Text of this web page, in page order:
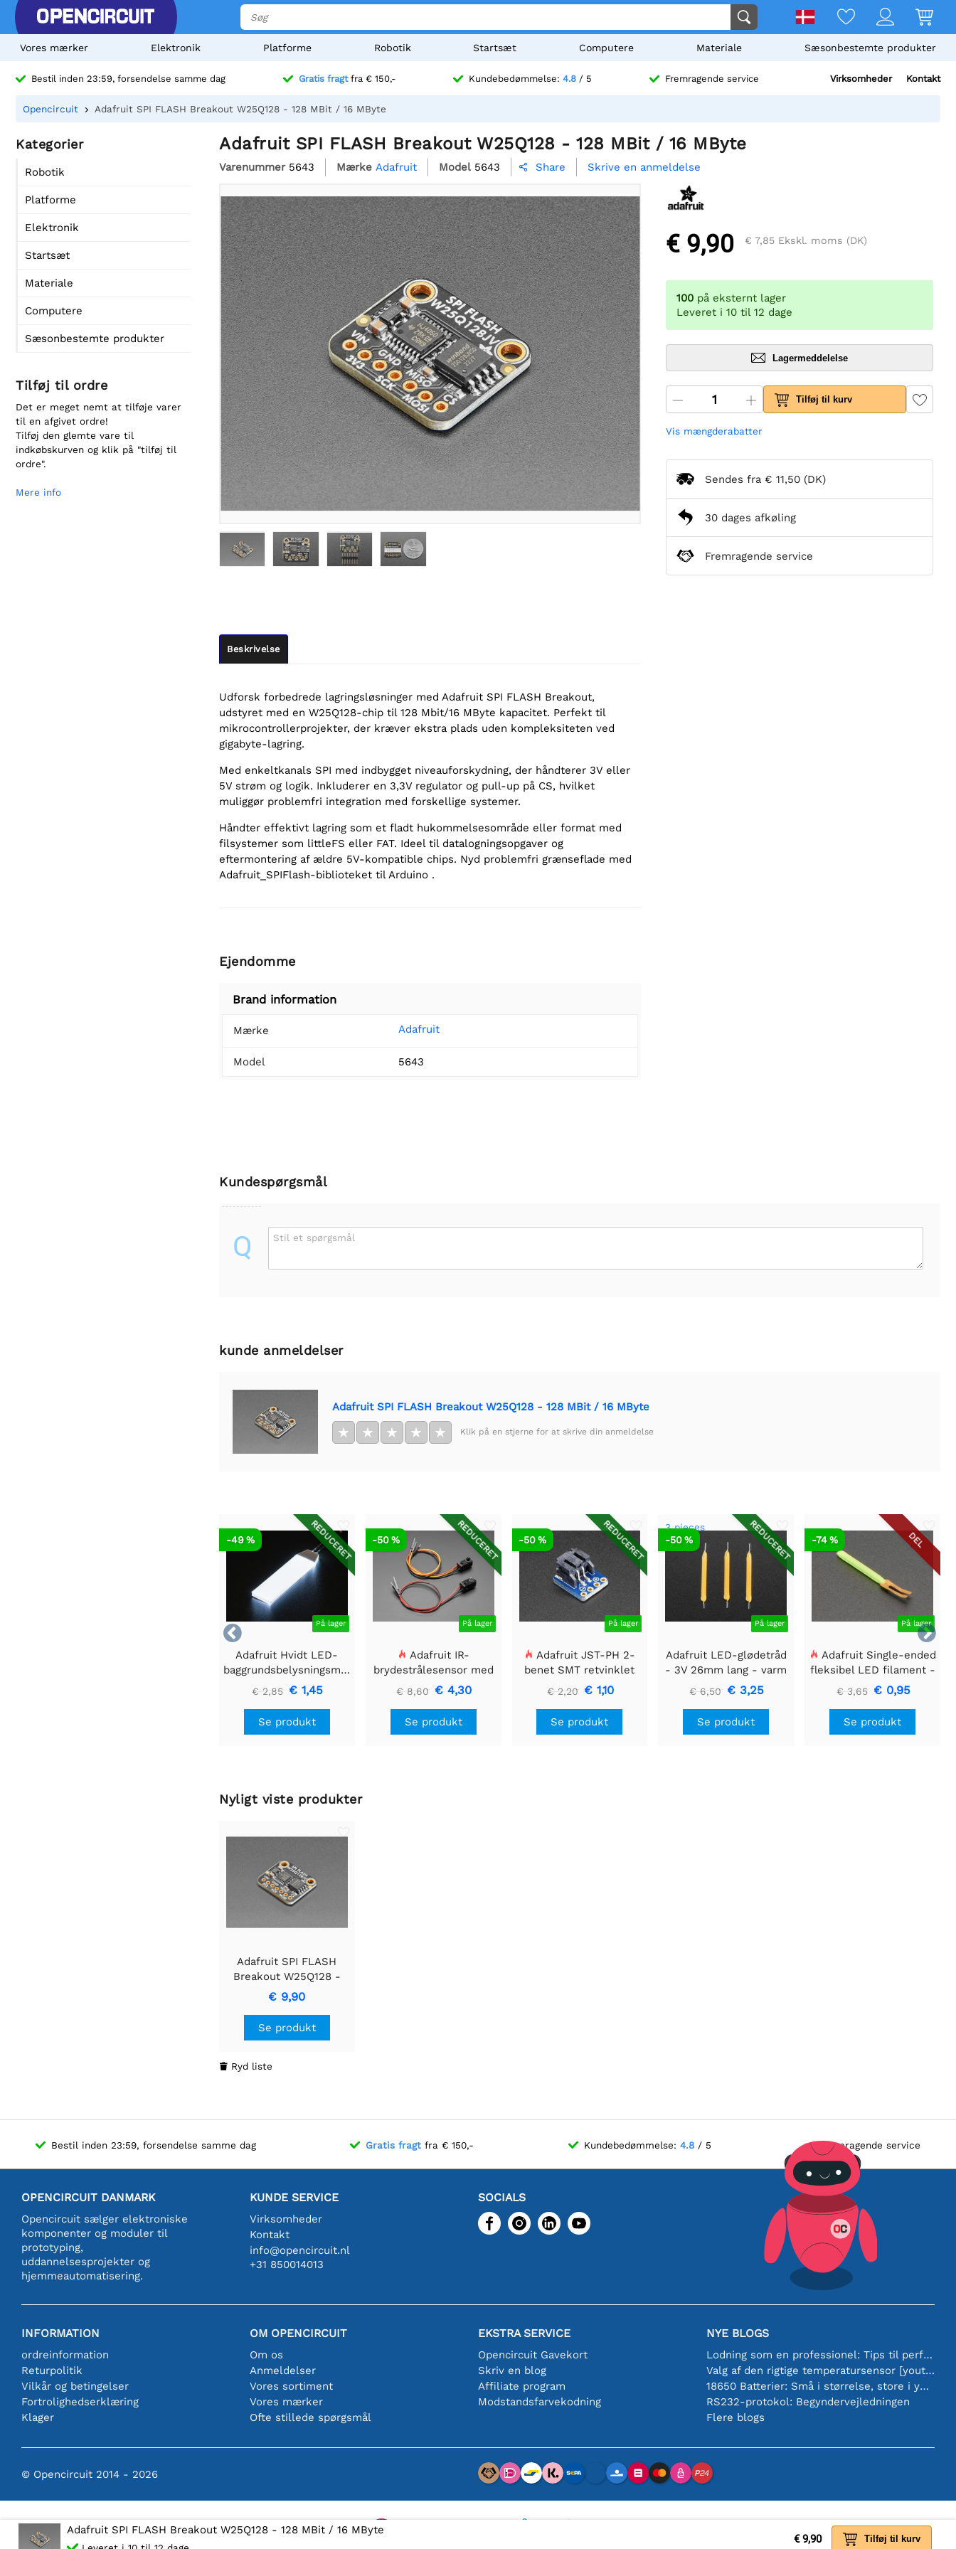
Vores mærker Elektronik Platforme Robotik Startsæt Computere Materiale Sæsonbestemte produkter
Bestil inden 23:59, forsendelse samme dag Gratis fragtfra € 150,- Kundebedømmelse: 4.8 / 5 Fremragende service Virksomheder Kontakt
Opencircuit Adafruit SPI FLASH Breakout W25Q128 - 128 MBit / 16 MByte
Kategorier
Robotik
Platforme
Elektronik
Startsæt
Materiale
Computere
Sæsonbestemte produkter
Tilføj til ordre
Det er meget nemt at tilføje varer
til en afgivet ordre!
Tilføj den glemte vare til
indkøbskurven og klik på "tilføj til
ordre".
Mere info
Adafruit SPI FLASH Breakout W25Q128 - 128 MBit / 16 MByte
Varenummer 5643 Mærke Adafruit Model 5643  Share Skrive en anmeldelse
Beskrivelse
Udforsk forbedrede lagringsløsninger med Adafruit SPI FLASH Breakout,
udstyret med en W25Q128-chip til 128 Mbit/16 MByte kapacitet. Perfekt til
mikrocontrollerprojekter, der kræver ekstra plads uden kompleksiteten ved
gigabyte-lagring.
Med enkeltkanals SPI med indbygget niveauforskydning, der håndterer 3V eller
5V strøm og logik. Inkluderer en 3,3V regulator og pull-up på CS, hvilket
muliggør problemfri integration med forskellige systemer.
Håndter effektivt lagring som et fladt hukommelsesområde eller format med
filsystemer som littleFS eller FAT. Ideel til datalogningsopgaver og
eftermontering af ældre 5V-kompatible chips. Nyd problemfri grænseflade med
Adafruit_SPIFlash-biblioteket til Arduino .
Ejendomme
Brand information
Mærke Adafruit
Model 5643
€ 9,90 € 7,85 Ekskl. moms (DK)
100 på eksternt lager
Leveret i 10 til 12 dage
Lagermeddelelse
Tilføj til kurv
Adafruit SPI FLASH Breakout W25Q128 - 128 MBit / 16 MByte
€ 9,90 Tilføj til kurv
Vis mængderabatter
Sendes fra € 11,50 (DK)
30 dages afkøling
Fremragende service
Kundespørgsmål
Q Stil et spørgsmål
kunde anmeldelser
Adafruit SPI FLASH Breakout W25Q128 - 128 MBit / 16 MByte
★ ★ ★ ★ ★ Klik på en stjerne for at skrive din anmeldelse


REDUCERET
På lager
-49 %
Adafruit Hvidt LED-
baggrundsbelysningsmodul
- Lille 12mm x 40mm
€ 2,85 € 1,45
Se produkt
REDUCERET
På lager
-50 %
Adafruit IR-
brydestrålesensor med
premium ledningsstuds
- 5 mm LED'er
€ 8,60 € 4,30
Se produkt
REDUCERET
På lager
-50 %
Adafruit JST-PH 2-
benet SMT retvinklet
breakout board
€ 2,20 € 1,10
Se produkt
REDUCERET
3 pieces
På lager
-50 %
Adafruit LED-glødetråd
- 3V 26mm lang - varm
hvid 3-pak
€ 6,50 € 3,25
Se produkt
DEL
På lager
-74 %
Adafruit Single-ended
fleksibel LED filament -
3V 25 mm lang - Grøn
€ 3,65 € 0,95
Se produkt
Nyligt viste produkter
Adafruit SPI FLASH
Breakout W25Q128 -
128 MBit / 16 MByte
€ 9,90
Se produkt
 Ryd liste
Bestil inden 23:59, forsendelse samme dag Gratis fragt fra € 150,- Kundebedømmelse: 4.8/ 5 Fremragende service
OPENCIRCUIT DANMARK
Opencircuit sælger elektroniske
komponenter og moduler til
prototyping,
uddannelsesprojekter og
hjemmeautomatisering.
KUNDE SERVICE
Virksomheder
Kontakt
info@opencircuit.nl
+31 850014013
SOCIALS
INFORMATION
ordreinformation
Returpolitik
Vilkår og betingelser
Fortrolighedserklæring
Klager
OM OPENCIRCUIT
Om os
Anmeldelser
Vores sortiment
Vores mærker
Ofte stillede spørgsmål
EKSTRA SERVICE
Opencircuit Gavekort
Skriv en blog
Affiliate program
Modstandsfarvekodning
NYE BLOGS
Lodning som en professionel: Tips til perfekte elektroniske forbindelser
Valg af den rigtige temperatursensor [youtube]
18650 Batterier: Små i størrelse, store i ydeevne
RS232-protokol: Begyndervejledningen
Flere blogs
© Opencircuit 2014 - 2026